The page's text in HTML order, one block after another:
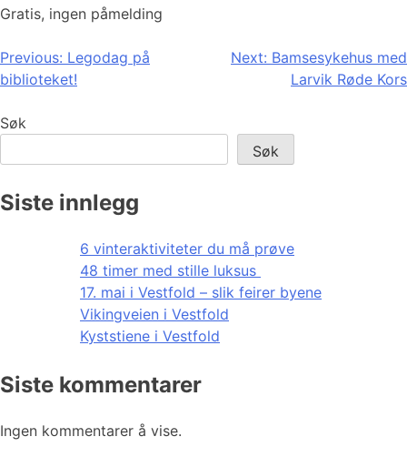
Gratis, ingen påmelding
Innleggsnavigasjon
Previous: Legodag på
biblioteket!
Next: Bamsesykehus med
Larvik Røde Kors
Søk
Søk
Siste innlegg
6 vinteraktiviteter du må prøve
48 timer med stille luksus
17. mai i Vestfold – slik feirer byene
Vikingveien i Vestfold
Kyststiene i Vestfold
Siste kommentarer
Ingen kommentarer å vise.